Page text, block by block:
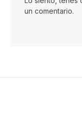
un comentario.